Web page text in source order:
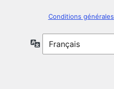
Conditions
Langue